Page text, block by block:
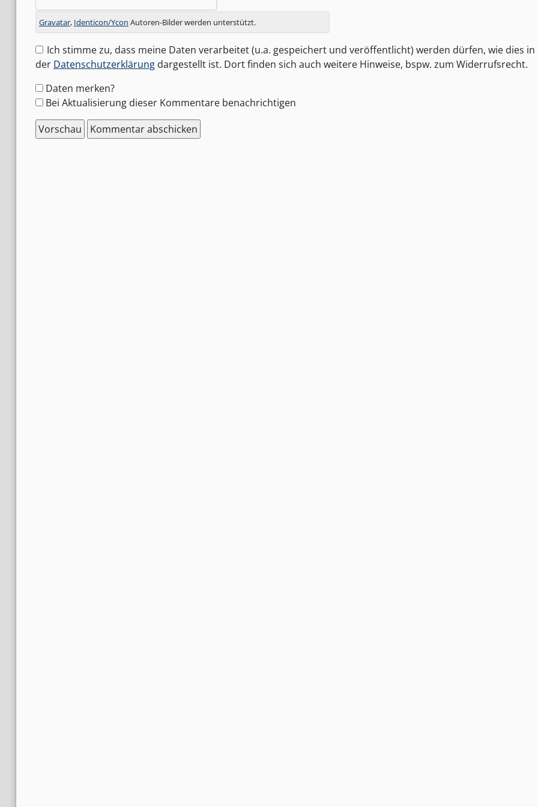
Gravatar, Identicon/Ycon Autoren-Bilder werden unterstützt.
Ich stimme zu, dass meine Daten verarbeitet (u.a. gespeichert und veröffentlicht) werden dürfen, wie dies in
der Datenschutzerklärungdargestellt ist. Dort finden sich auch weitere Hinweise, bspw. zum Widerrufsrecht.
Formular-
Optionen
Daten merken?
Bei Aktualisierung dieser Kommentare benachrichtigen